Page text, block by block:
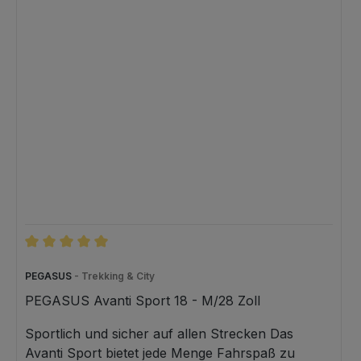
PEGASUS - Trekking & City
PEGASUS Avanti Sport 18 - M/28 Zoll
Sportlich und sicher auf allen Strecken Das
Avanti Sport bietet jede Menge Fahrspaß zu